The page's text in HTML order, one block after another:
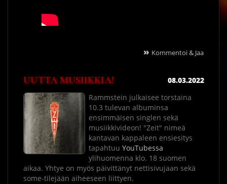
» Kommentoi & Jaa
UUTTA MUSIIKKIA!
08.03.2022
Rammstein julkaisee torstaina
10.3 tulevan albuminsa
ensimmäisen singlen sekä
musiikkivideon! "Zeit" nimeä
kantavan kappaleen ensiesitys
tapahtuu YouTubessa
ylihuomenna klo. 18 suomen
aikaa. Yhtye on myös päivittänyt nettisivujaan sekä
some-tilejään aiheeseen liittyen.